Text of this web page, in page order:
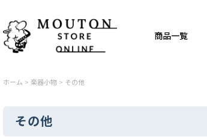
商品一覧
ホーム > 楽器小物 > その他
その他